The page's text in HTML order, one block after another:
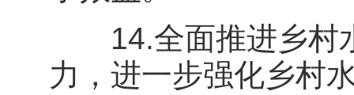
14.全面推进乡村
力，进一步强化乡村